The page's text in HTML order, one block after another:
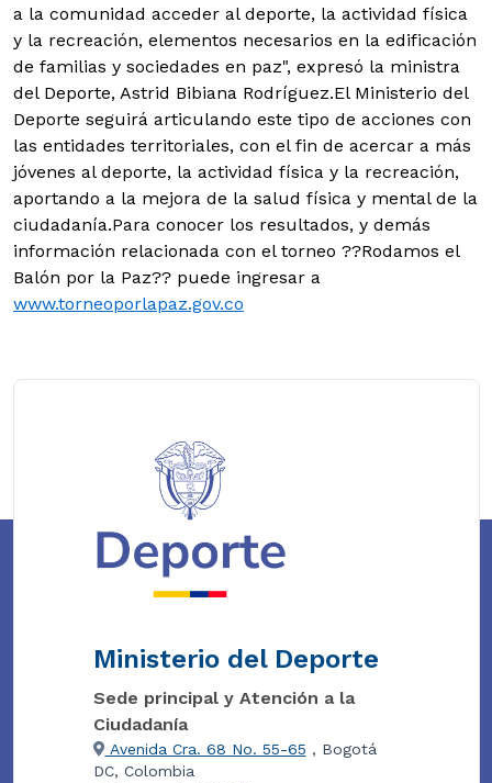
a la comunidad acceder al deporte, la actividad física
y la recreación, elementos necesarios en la edificación
de familias y sociedades en paz", expresó la ministra
del Deporte, Astrid Bibiana Rodríguez.El Ministerio del
Deporte seguirá articulando este tipo de acciones con
las entidades territoriales, con el fin de acercar a más
jóvenes al deporte, la actividad física y la recreación,
aportando a la mejora de la salud física y mental de la
ciudadanía.Para conocer los resultados, y demás
información relacionada con el torneo ??Rodamos el
Balón por la Paz?? puede ingresar a
www.torneoporlapaz.gov.co
Ministerio del Deporte
Sede principal y Atención a la
Ciudadanía
Avenida Cra. 68 No. 55-65 , Bogotá
DC, Colombia